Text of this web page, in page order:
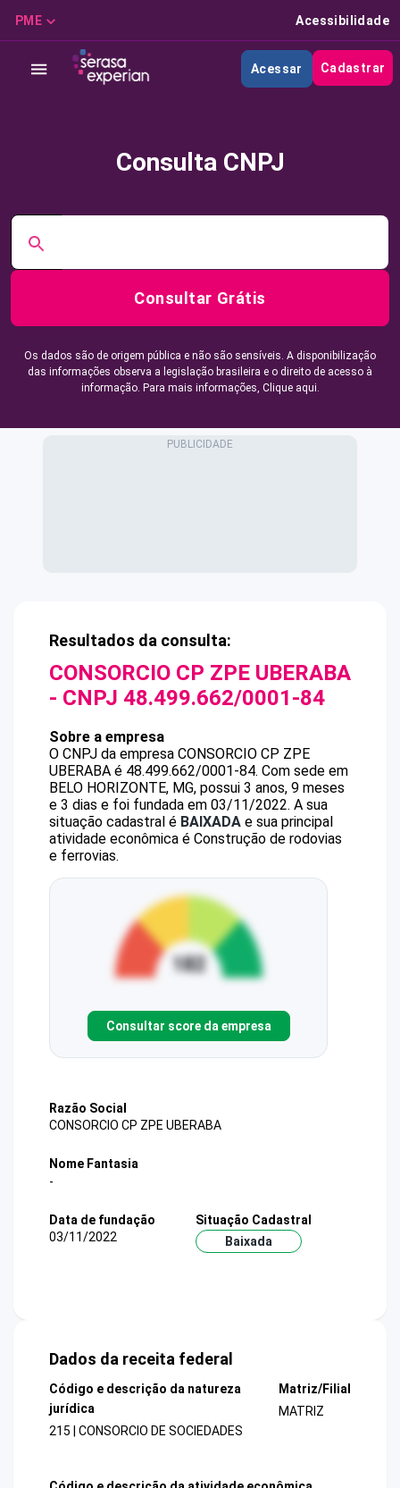
PME Acessibilidade
Acessar Cadastrar
Consulta CNPJ
Consultar Grátis
Os dados são de origem pública e não são sensíveis. A disponibilização
das informações observa a legislação brasileira e o direito de acesso à
informação. Para mais informações, Clique aqui.
Resultados da consulta:
CONSORCIO CP ZPE UBERABA
- CNPJ 48.499.662/0001-84
Sobre a empresa
O CNPJ da empresa CONSORCIO CP ZPE
UBERABA é 48.499.662/0001-84. Com sede em
BELO HORIZONTE, MG, possui 3 anos, 9 meses
e 3 dias e foi fundada em 03/11/2022. A sua
situação cadastral é BAIXADA e sua principal
atividade econômica é Construção de rodovias
e ferrovias.
Consultar score da empresa
Razão Social
CONSORCIO CP ZPE UBERABA
Nome Fantasia
-
Data de fundação
03/11/2022
Situação Cadastral
Baixada
Dados da receita federal
Código e descrição da natureza
jurídica
215 | CONSORCIO DE SOCIEDADES
Matriz/Filial
MATRIZ